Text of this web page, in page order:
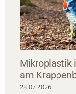
Mikroplastik
am
28.07.2026